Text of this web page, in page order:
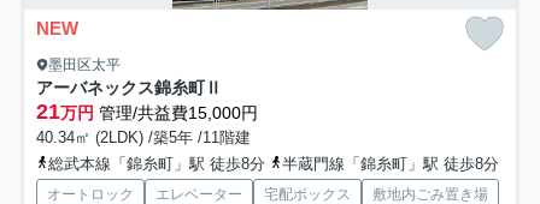
NEW
墨田区太平
アーバネックス錦糸町Ⅱ
21万円 管理/共益費15,000円
40.34㎡ (2LDK) /築5年 /11階建
総武本線「錦糸町」駅 徒歩8分
半蔵門線「錦糸町」駅 徒歩8分
オートロック エレベーター 宅配ボックス
敷地内ごみ置き場